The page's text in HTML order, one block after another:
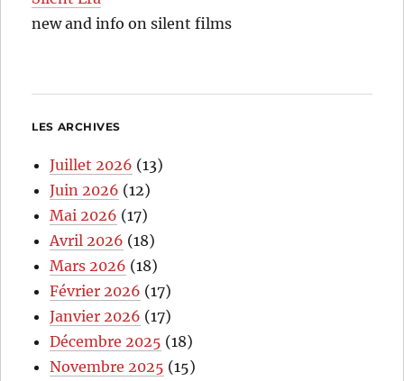
new and info on silent films
LES ARCHIVES
Juillet 2026 (13)
Juin 2026 (12)
Mai 2026 (17)
Avril 2026 (18)
Mars 2026 (18)
Février 2026 (17)
Janvier 2026 (17)
Décembre 2025 (18)
Novembre 2025 (15)